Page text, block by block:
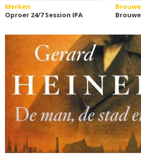
Merken
Oproer 24/7 Session IPA